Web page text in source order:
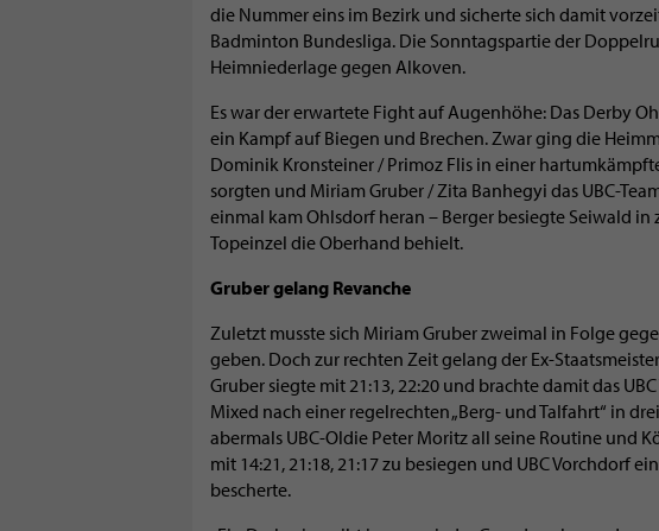
die Nummer eins im Bezirk und sicherte sich damit
Badminton Bundesliga. Die Sonntagspartie der
Heimniederlage gegen Alkoven.
Es war der erwartete Fight auf Augenhöhe: Das Derby
ein Kampf auf Biegen und Brechen. Zwar ging die
Dominik Kronsteiner / Primoz Flis in einer
sorgten und Miriam Gruber / Zita Banhegyi das UBC-
einmal kam Ohlsdorf heran – Berger besiegte Seiwald in
Topeinzel die Oberhand behielt.
Gruber gelang Revanche
Zuletzt musste sich Miriam Gruber zweimal in Folge
geben. Doch zur rechten Zeit gelang der Ex-
Gruber siegte mit 21:13, 22:20 und brachte damit das
Mixed nach einer regelrechten „Berg- und Talfahrt“ in
abermals UBC-Oldie Peter Moritz all seine Routine und
mit 14:21, 21:18, 21:17 zu besiegen und UBC Vorchdorf
bescherte.